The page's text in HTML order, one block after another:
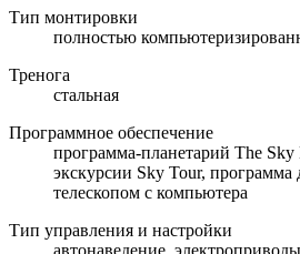
Тип монтировки
полностью
Тренога
стальная
Программное обеспечение
программа-планетарий The
экскурсии Sky Tour, программа
телескопом с компьютера
Тип управления и настройки
автонаведение,